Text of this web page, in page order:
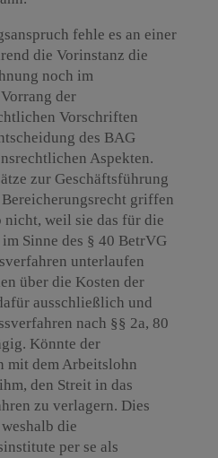
fehle es an einer
die Vorinstanz die
noch im
der
Vorschriften
des BAG
Aspekten.
zur Geschäftsführung
griffen
nicht, weil sie das für die
Sinne des § 40 BetrVG
unterlaufen
über die Kosten der
ausschließlich und
nach §§ 2a, 80
Könnte der
mit dem Arbeitslohn
den Streit in das
zu verlagern. Dies
die
per se als